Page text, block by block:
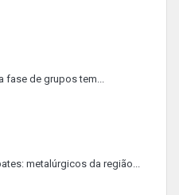
fase de grupos tem...
metalúrgicos da região...